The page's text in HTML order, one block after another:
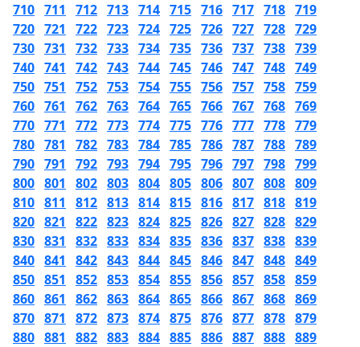
710 711 712 713 714 715 716 717 718 719
720 721 722 723 724 725 726 727 728 729
730 731 732 733 734 735 736 737 738 739
740 741 742 743 744 745 746 747 748 749
750 751 752 753 754 755 756 757 758 759
760 761 762 763 764 765 766 767 768 769
770 771 772 773 774 775 776 777 778 779
780 781 782 783 784 785 786 787 788 789
790 791 792 793 794 795 796 797 798 799
800 801 802 803 804 805 806 807 808 809
810 811 812 813 814 815 816 817 818 819
820 821 822 823 824 825 826 827 828 829
830 831 832 833 834 835 836 837 838 839
840 841 842 843 844 845 846 847 848 849
850 851 852 853 854 855 856 857 858 859
860 861 862 863 864 865 866 867 868 869
870 871 872 873 874 875 876 877 878 879
880 881 882 883 884 885 886 887 888 889